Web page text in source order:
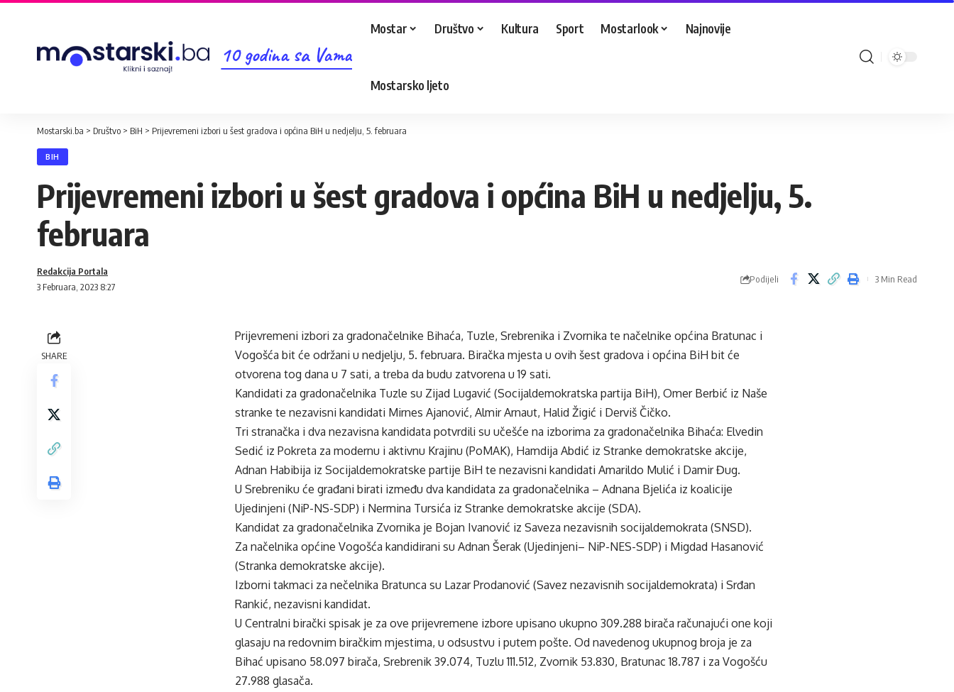
10 godina sa Vama
Mostar Društvo Kultura Sport Mostarlook Najnovije
Mostarsko ljeto
Mostarski.ba > Društvo > BiH > Prijevremeni izbori u šest gradova i općina BiH u nedjelju, 5. februara
BIH
Prijevremeni izbori u šest gradova i općina BiH u nedjelju, 5.
februara
3 Februara, 2023 8:27
Redakcija Portala
Podijeli 3 Min Read
SHARE
Prijevremeni izbori za gradonačelnike Bihaća, Tuzle, Srebrenika i Zvornika te načelnike općina Bratunac i
Vogošća bit će održani u nedjelju, 5. februara. Biračka mjesta u ovih šest gradova i općina BiH bit će
otvorena tog dana u 7 sati, a treba da budu zatvorena u 19 sati.
Kandidati za gradonačelnika Tuzle su Zijad Lugavić (Socijaldemokratska partija BiH), Omer Berbić iz Naše
stranke te nezavisni kandidati Mirnes Ajanović, Almir Arnaut, Halid Žigić i Derviš Čičko.
Tri stranačka i dva nezavisna kandidata potvrdili su učešće na izborima za gradonačelnika Bihaća: Elvedin
Sedić iz Pokreta za modernu i aktivnu Krajinu (PoMAK), Hamdija Abdić iz Stranke demokratske akcije,
Adnan Habibija iz Socijaldemokratske partije BiH te nezavisni kandidati Amarildo Mulić i Damir Đug.
U Srebreniku će građani birati između dva kandidata za gradonačelnika – Adnana Bjelića iz koalicije
Ujedinjeni (NiP-NS-SDP) i Nermina Tursića iz Stranke demokratske akcije (SDA).
Kandidat za gradonačelnika Zvornika je Bojan Ivanović iz Saveza nezavisnih socijaldemokrata (SNSD).
Za načelnika općine Vogošća kandidirani su Adnan Šerak (Ujedinjeni– NiP-NES-SDP) i Migdad Hasanović
(Stranka demokratske akcije).
Izborni takmaci za nečelnika Bratunca su Lazar Prodanović (Savez nezavisnih socijaldemokrata) i Srđan
Rankić, nezavisni kandidat.
U Centralni birački spisak je za ove prijevremene izbore upisano ukupno 309.288 birača računajući one koji
glasaju na redovnim biračkim mjestima, u odsustvu i putem pošte. Od navedenog ukupnog broja je za
Bihać upisano 58.097 birača, Srebrenik 39.074, Tuzlu 111.512, Zvornik 53.830, Bratunac 18.787 i za Vogošću
27.988 glasača.